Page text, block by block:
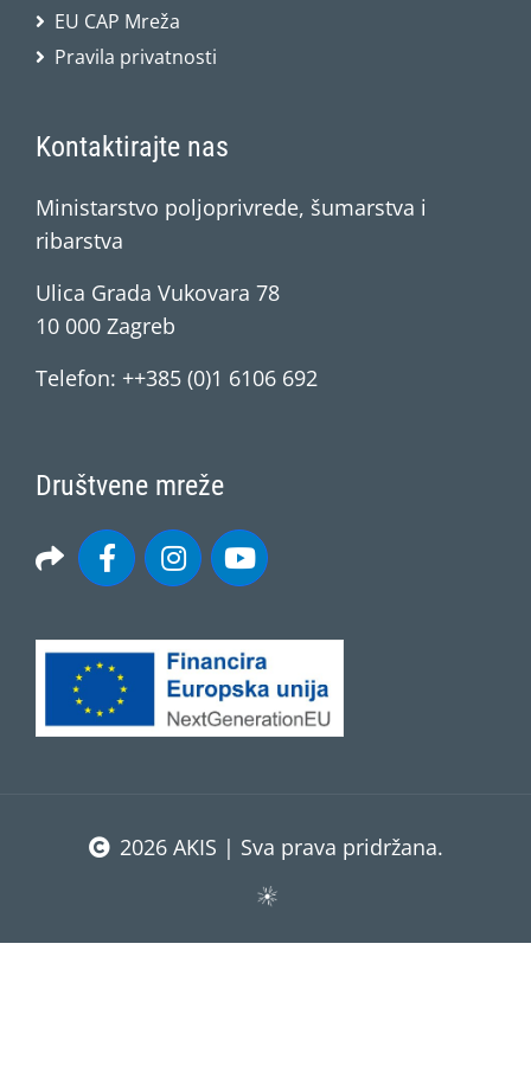
EU CAP Mreža
Pravila privatnosti
Kontaktirajte nas
Ministarstvo poljoprivrede, šumarstva i
ribarstva
Ulica Grada Vukovara 78
10 000 Zagreb
Telefon: ++385 (0)1 6106 692
Društvene mreže
2026 AKIS | Sva prava pridržana.